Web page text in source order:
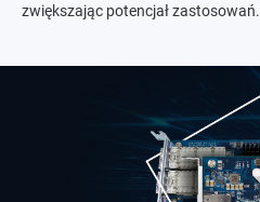
zwiększając potencjał zastosowań.